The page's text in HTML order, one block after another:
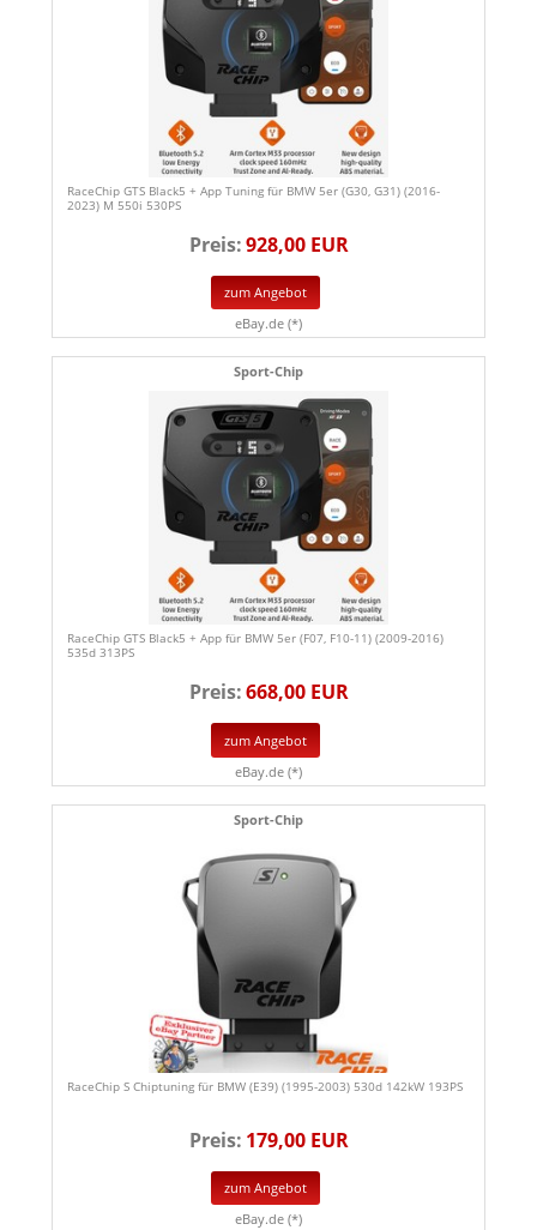
RaceChip GTS Black5 + App Tuning für BMW 5er (G30, G31) (2016-
2023) M 550i 530PS
Preis:928,00 EUR
zum Angebot
eBay.de (*)
Sport-Chip
RaceChip GTS Black5 + App für BMW 5er (F07, F10-11) (2009-2016)
535d 313PS
Preis:668,00 EUR
zum Angebot
eBay.de (*)
Sport-Chip
RaceChip S Chiptuning für BMW (E39) (1995-2003) 530d 142kW 193PS
Preis: 179,00 EUR
zum Angebot
eBay.de (*)